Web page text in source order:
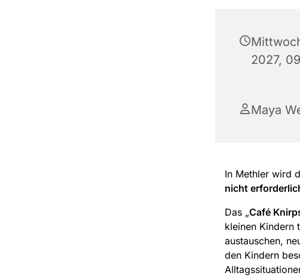
2027,
Maya
In Methler wird
nicht
Das „Café
kleinen Kindern
austauschen,
den Kindern